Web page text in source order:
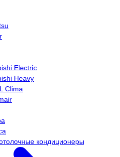
Electric
Heavy
Clima
кондиционеры